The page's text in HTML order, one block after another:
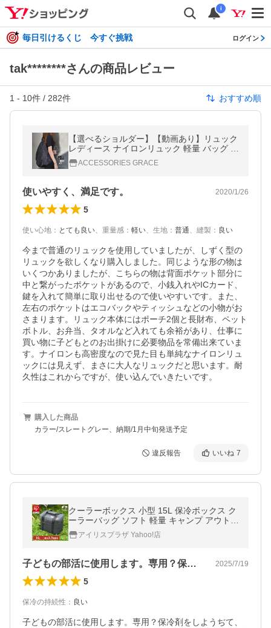
i
毎日引けるくじ 今すぐ挑戦 ログイン
tak********さんの商品レビュー
1 - 10件 / 282件 おすすめ順
【選べるショルダー】【動画あり】リュック
レディース ナイロンリュック 軽量 バッグ 大
人 おしゃれ グランデグレイス GrandeGra
ceACCESSORIES GRACE
使いやすく、満足です。 2020/1/26
5
使い心地 ： とても良い、 重量感 ： 軽い、 生地 ： 普通、 縫製 ： 良い
今まで普通のリュックを使用していましたが、しずく型の
リュックを欲しくなり購入しました。同じような形の物は
いくつかありましたが、こちらの物は背面ポケット部分に
中と繋がったポケットがあるので、小銭入れやICカード、
鍵を入れて簡単に取り出せるので使いやすいです。また、
左右のポケットはエコバックやティッシュなどの小物がお
さまります。リュック本体にはポーチ2個と長財布、ペット
ボトル、お弁当、タオルなど入れても余裕があり、仕事に
買い物に子どもとのお出掛けに必要物品を常備出来ていま
す。ナイロンも高密度なので見た目も単純なナイロンリュ
ックには見えず、まさに大人なリュックだと思います。耐
久性はこれからですが、使い込んでいきたいです。
購入した商品
カラー/スレートグレー、納期/1月中旬発送予定
違反報告 いいね 7
クーラーボックス 小型 15L 保冷ボックス ク
ーラーバッグ ソフト 軽量 キャンプ アウトド
ア スポーツ アイリスオーヤマ HUGEL AGS
C-15C *【JB】
アイリスプラザ Yahoo!店
子どもの部活に使用します。専用？保冷剤… 2025/7/19
5
保冷の持続性 ： 良い
子どもの部活に使用します。専用？保冷剤をしようぢて、